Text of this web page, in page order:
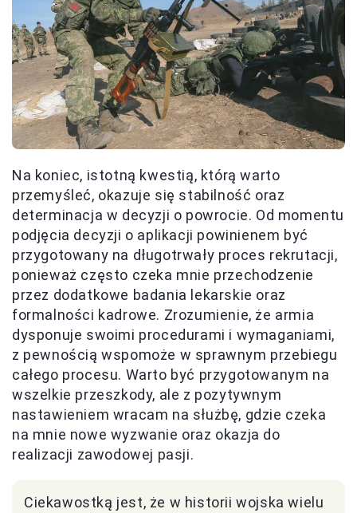
Na koniec, istotną kwestią, którą warto
przemyśleć, okazuje się stabilność oraz
determinacja w decyzji o powrocie. Od momentu
podjęcia decyzji o aplikacji powinienem być
przygotowany na długotrwały proces rekrutacji,
ponieważ często czeka mnie przechodzenie
przez dodatkowe badania lekarskie oraz
formalności kadrowe. Zrozumienie, że armia
dysponuje swoimi procedurami i wymaganiami,
z pewnością wspomoże w sprawnym przebiegu
całego procesu. Warto być przygotowanym na
wszelkie przeszkody, ale z pozytywnym
nastawieniem wracam na służbę, gdzie czeka
na mnie nowe wyzwanie oraz okazja do
realizacji zawodowej pasji.
Ciekawostką jest, że w historii wojska wielu